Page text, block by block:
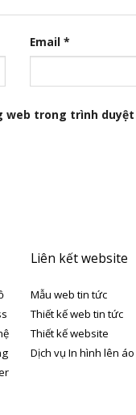
Email *
trong trình
Liên kết website
Mẫu web tin tức
Thiết kế web tin tức
Thiết kế website
Dịch vụ In hình lên áo